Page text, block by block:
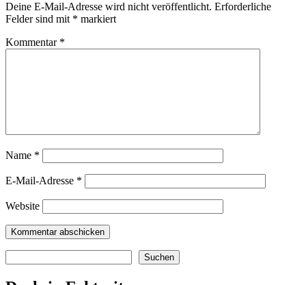
Deine E-Mail-Adresse wird nicht veröffentlicht. Erforderliche
Felder sind mit * markiert
Kommentar *
Name *
E-Mail-Adresse *
Website
Suchen